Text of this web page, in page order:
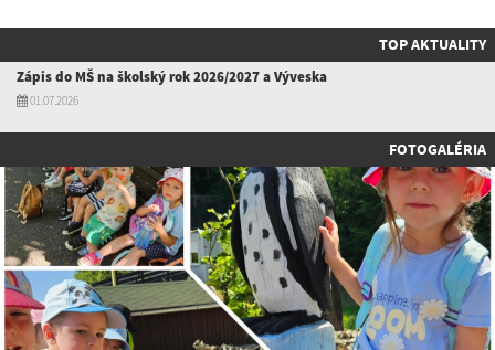
TOP AKTUALITY
Zápis do MŠ na školský rok 2026/2027 a Výveska
01.07.2026
FOTOGALÉRIA